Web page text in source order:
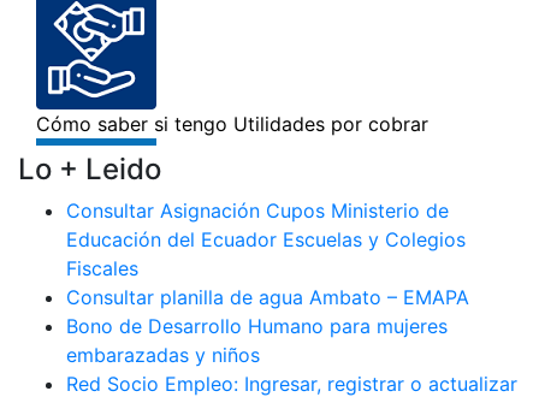
Lo + Leido
Consultar Asignación Cupos Ministerio de
Educación del Ecuador Escuelas y Colegios
Fiscales
Consultar planilla de agua Ambato – EMAPA
Bono de Desarrollo Humano para mujeres
embarazadas y niños
Red Socio Empleo: Ingresar, registrar o actualizar